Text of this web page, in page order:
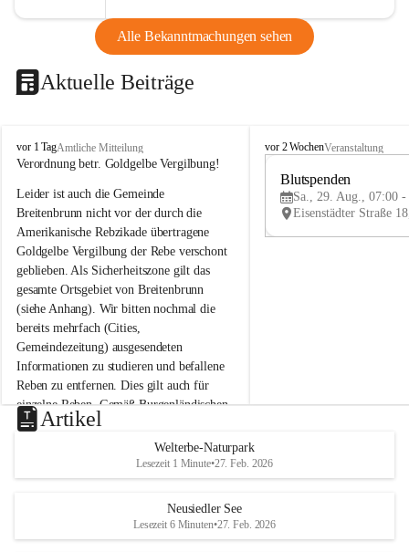
Alle Bekanntmachungen sehen
Aktuelle Beiträge
B
r
i
t
e
n
b
r
u
n
n
a
m
N
e
u
s
d
S
vor 1 TagAmtliche Mitteilung
Verordnung betr. Goldgelbe Vergilbung!
Leider ist auch die Gemeinde
Breitenbrunn nicht vor der durch die
Amerikanische Rebzikade übertragene
Goldgelbe Vergilbung der Rebe verschont
geblieben. Als Sicherheitszone gilt das
gesamte Ortsgebiet von Breitenbrunn
(siehe Anhang). Wir bitten nochmal die
bereits mehrfach (Cities,
Gemeindezeitung) ausgesendeten
Informationen zu studieren und befallene
Reben zu entfernen. Dies gilt auch für
einzelne Reben. Gemäß Burgenländischen
Weinbaugesetz sind nicht gepflegte oder
unzulässige Weingärten zu roden! Bitte
helfen wir zusammen um unsere Winzer
vor den prognostizierten Ernteausfällen
und den daraus folgenden wirtschaftlichen
B
e
u
e
d
r
S
vor 2 WochenVeranstaltung
Blutspenden
Sa., 29. Aug., 07:00 -
Artikel
Welterbe-Naturpark
Lesezeit 1 Minute•27. Feb. 2026
Neusiedler See
Lesezeit 6 Minuten•27. Feb. 2026